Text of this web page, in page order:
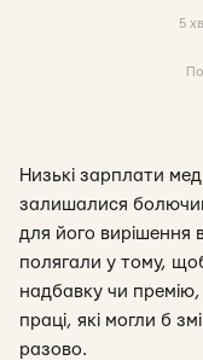
5 хв
Низькі зарплати
залишалися
для його вирішення
полягали у тому,
надбавку чи
праці, які могли б
разово.